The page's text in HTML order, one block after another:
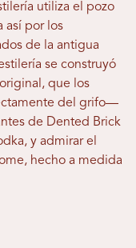
utiliza el pozo
así por los
de la antigua
se construyó
que los
del grifo—
de Dented Brick
y admirar el
hecho a medida